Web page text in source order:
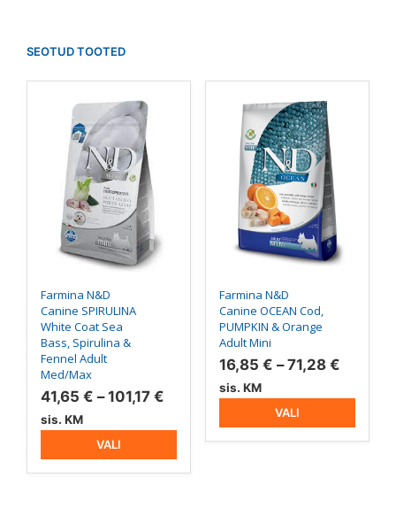
SEOTUD TOOTED
Farmina N&D
Canine SPIRULINA
White Coat Sea
Bass, Spirulina &
Fennel Adult
Med/Max
41,65 € – 101,17 € Hinnavahemik:
101,17 €
sis. KM
VALI
tootel
varianti.
Valikuid
saab
teha
tootelehel.
Farmina N&D
Canine OCEAN Cod,
PUMPKIN & Orange
Adult Mini
16,85 € – 71,28 €
71,28 €
sis. KM
VALI
Sellel
tootel
mitu
varianti.
Valikuid
saab
teha
tootelehel.